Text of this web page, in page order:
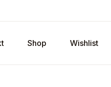
Shop Wishlist